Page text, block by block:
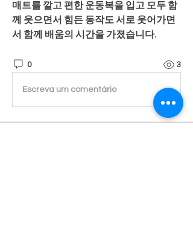
매트를 깔고 편한 운동복을 입고 모두 함
께 웃으면서 힘든 동작도 서로 웃어가면
서 함께 배움의 시간을 가졌습니다.
0 3
Escreva um comentário